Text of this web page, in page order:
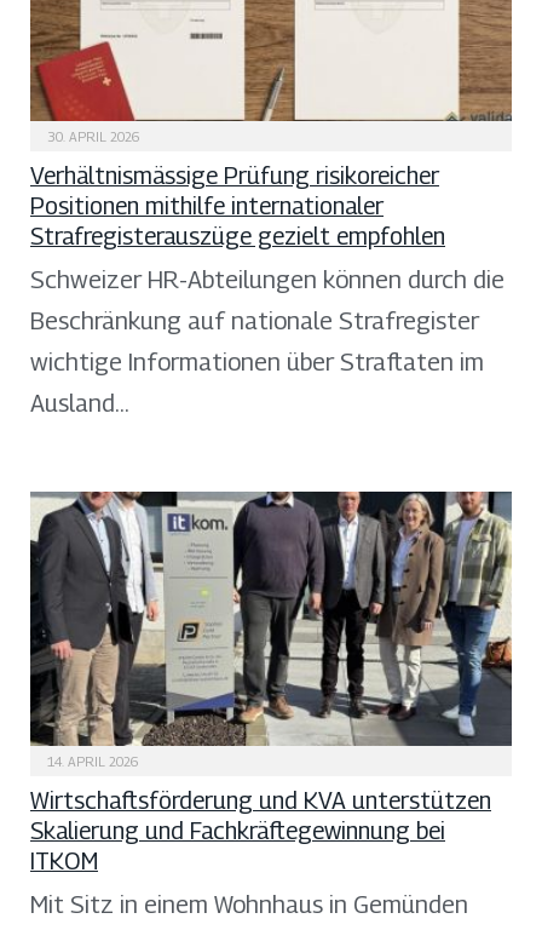
30. APRIL 2026
Verhältnismässige Prüfung risikoreicher
Positionen mithilfe internationaler
Strafregisterauszüge gezielt empfohlen
Schweizer HR-Abteilungen können durch die
Beschränkung auf nationale Strafregister
wichtige Informationen über Straftaten im
Ausland…
14. APRIL 2026
Wirtschaftsförderung und KVA unterstützen
Skalierung und Fachkräftegewinnung bei
ITKOM
Mit Sitz in einem Wohnhaus in Gemünden